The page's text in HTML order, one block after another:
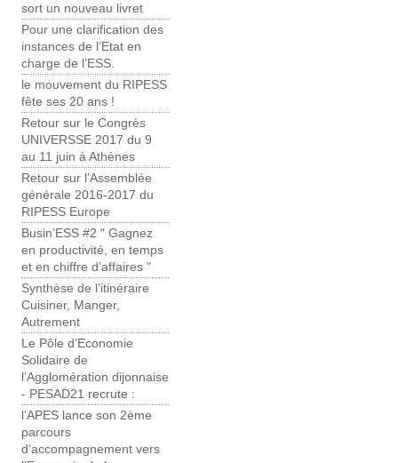
sort un nouveau livret
Pour une clarification des
instances de l’Etat en
charge de l’ESS.
le mouvement du RIPESS
fête ses 20 ans !
Retour sur le Congrès
UNIVERSSE 2017 du 9
au 11 juin à Athènes
Retour sur l’Assemblée
générale 2016-2017 du
RIPESS Europe
Busin’ESS #2 " Gagnez
en productivité, en temps
et en chiffre d’affaires "
Synthèse de l’itinéraire
Cuisiner, Manger,
Autrement
Le Pôle d’Economie
Solidaire de
l’Agglomération dijonnaise
- PESAD21 recrute :
l’APES lance son 2ème
parcours
d’accompagnement vers